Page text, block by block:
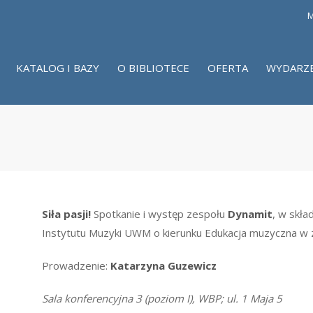
KATALOG I BAZY O BIBLIOTECE OFERTA
Siła pasji! Spotkanie i występ zespołu Dynamit, w
Instytutu Muzyki UWM o kierunku Edukacja muzyczna
Prowadzenie: Katarzyna Guzewicz
Sala konferencyjna 3 (poziom I), WBP; ul. 1 Maja 5